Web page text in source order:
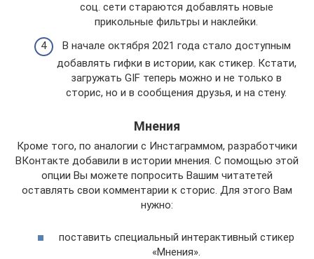
соц. сети стараются добавлять новые
прикольные фильтры и наклейки.
В начале октября 2021 года стало доступным
добавлять гифки в истории, как стикер. Кстати,
загружать GIF теперь можно и не только в
сторис, но и в сообщения друзья, и на стену.
Мнения
Кроме того, по аналогии с Инстаграммом, разработчики
ВКонтакте добавили в истории мнения. С помощью этой
опции Вы можете попросить Вашим читатетей
оставлять свои комментарии к сторис. Для этого Вам
нужно:
поставить специальный интерактивный стикер
«Мнения».